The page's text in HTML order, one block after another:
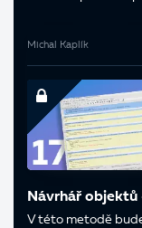
Michal Kaplík
Návrhář
V této metodě